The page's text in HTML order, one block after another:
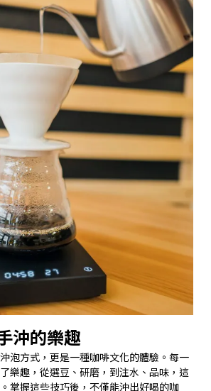
沖的樂趣
泡方式，更是一種咖啡文化的體驗。每一
樂趣，從選豆、研磨，到注水、品味，這
掌握這些技巧後，不僅能沖出好喝的咖